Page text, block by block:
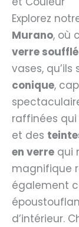
Explorez
Murano, où
verre soufflé
vases,
conique,
raffinées
et des
en verre qui
magnifique
également
d’intérieur.